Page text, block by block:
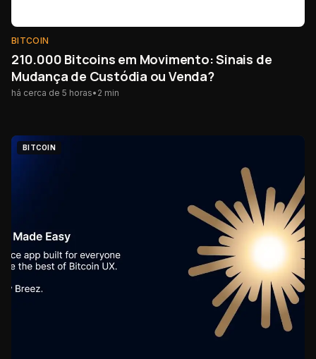
BITCOIN
210.000 Bitcoins em Movimento: Sinais de
Mudança de Custódia ou Venda?
há cerca de 5 horas• 2 min
BITCOIN